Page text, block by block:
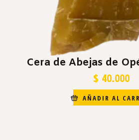
Cera de Abejas de
$ 40.000
AÑADIR AL